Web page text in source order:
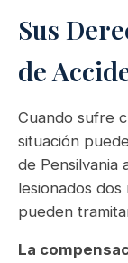
Sus
de
Cuando sufre
situación
de Pensilvania
lesionados dos
pueden
La